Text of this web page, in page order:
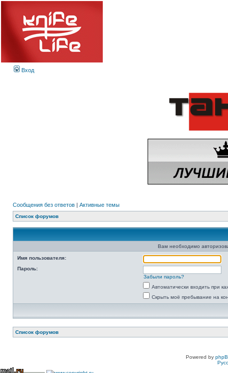
Вход
Сообщения без ответов | Активные темы
Список форумов
Вам необходимо
Имя пользователя:
Пароль:
Забыли пароль?
Автоматически входить при
Скрыть моё пребывание на
Список форумов
Powered by